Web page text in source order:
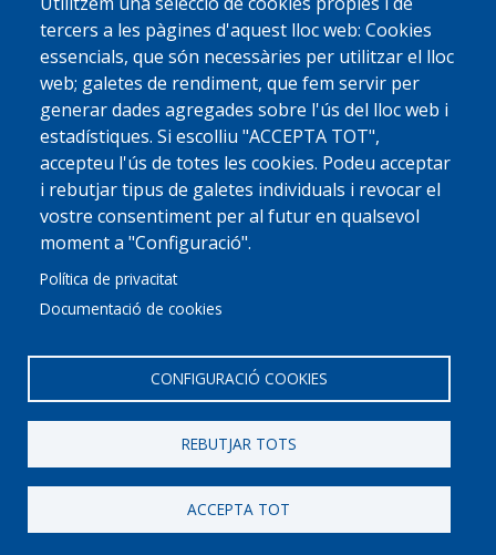
tercers a les pàgines d'aquest lloc web: Cookies
essencials, que són necessàries per utilitzar el lloc
web; galetes de rendiment, que fem servir per
generar dades agregades sobre l'ús del lloc web i
estadístiques. Si escolliu "ACCEPTA TOT",
accepteu l'ús de totes les cookies. Podeu acceptar
i rebutjar tipus de galetes individuals i revocar el
vostre consentiment per al futur en qualsevol
moment a "Configuració".
Política de privacitat
Documentació de cookies
CONFIGURACIÓ COOKIES
REBUTJAR TOTS
ACCEPTA TOT
© 2022 Ajuntament La GarrigaAvis legal
Protecció de dades
Política de CookiesImplementat perPerception